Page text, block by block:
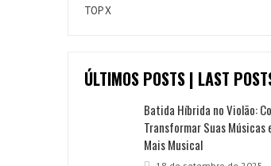
TOP X
ÚLTIMOS POSTS | LAST
Batida Híbrida no Violão:
Transformar Suas Músicas
Mais Musical